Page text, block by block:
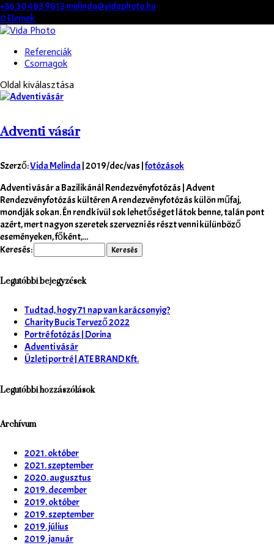
+36 30 483 9813melinda@vidaphoto.hu
0 Elemek
Referenciák
Csomagok
Oldal kiválasztása
Adventi vásár
Szerző:Vida Melinda|2019/dec/vas |fotózások
Adventi vásár a Bazilikánál Rendezvényfotózás | Advent
Rendezvényfotózás kültéren A rendezvényfotózás külön műfaj,
mondják sokan. Én rendkívül sok lehetőséget látok benne, talán pont
azért, mert nagyon szeretek szervezni és részt venni külünböző
eseményeken, főként,...
Keresés:
Legutóbbi bejegyzések
Tudtad, hogy 71 nap van karácsonyig?
Charity Bucis Tervező 2022
Portré fotózás | Dorina
Adventi vásár
Üzleti portré | ATE BRAND Kft.
Legutóbbi hozzászólások
Archívum
2021. október
2021. szeptember
2020. augusztus
2019. december
2019. október
2019. szeptember
2019. július
2019. január